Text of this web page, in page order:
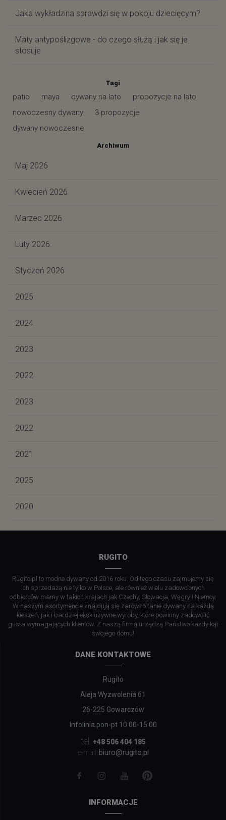
Jaka wykładzina sprawdzi się w pokoju dziecięcym?
Maty antypoślizgowe - do czego służą i jak się je
stosuje
Tagi
patio maya dywany na lato
propozycje na lato
nowoczesny dywany
3 propozycje
dywany nowoczesne
Archiwum
Maj 2026
Kwiecień 2026
Marzec 2026
Luty 2026
Styczeń 2026
2025
2024
2023
2022
2023
2022
2021
2025
2020
RUGITO
Rugito.pl to modne dywany od 2016 roku. Od tego czasu zajmujemy się
ich sprzedażą nie tylko w Polsce, ale również wielu zadowolonych
odbiorców mamy w takich krajach jak Czechy, Słowacja, Węgry i Niemcy.
W naszym asortymencie znajdują się zarówno tanie dywany na każdą
kieszeń, jak i bardziej ekskluzywne wyroby, które powinny zadowolić
gusta wymagających klientów. Z naszą firmą urządzą Państwo każdy kąt
swojego domu!
DANE KONTAKTOWE
Rugito
Aleja Wyzwolenia 61
26-225 Gowarczów
Infolinia pon-pt 10:00-15:00
tel.
+48 506 404 185
e-mail: biuro@rugito.pl
INFORMACJE